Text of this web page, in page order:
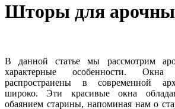
Шторы для
В данной статье мы рассмотрим
характерные особенности.
распространены в современной
широко. Эти красивые окна
обаянием старины, напоминая нам о